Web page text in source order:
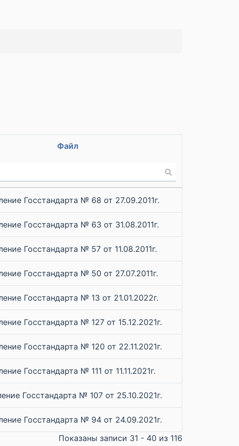
Файл
Госстандарта № 68 от 27.09.2011г.
Госстандарта № 63 от 31.08.2011г.
Госстандарта № 57 от 11.08.2011г.
Госстандарта № 50 от 27.07.2011г.
Госстандарта № 13 от 21.01.2022г.
Госстандарта № 127 от 15.12.2021г.
Госстандарта № 120 от 22.11.2021г.
Госстандарта № 111 от 11.11.2021г.
Госстандарта № 107 от 25.10.2021г.
Госстандарта № 94 от 24.09.2021г.
Показаны записи 31 - 40 из 116